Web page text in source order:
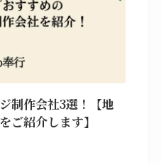
制作会社3選！【地
ご紹介します】